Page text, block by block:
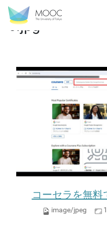
コーセラを無
6.jpg
コーセラを無
image/jpeg